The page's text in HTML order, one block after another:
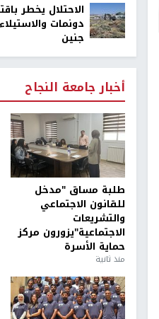
جنين
أخبار جامعة النجاح
طلبة مساق "مدخل
للقانون الاجتماعي
والتشريعات
الاجتماعية"يزورون مركز
حماية الأسرة
منذ ثانية